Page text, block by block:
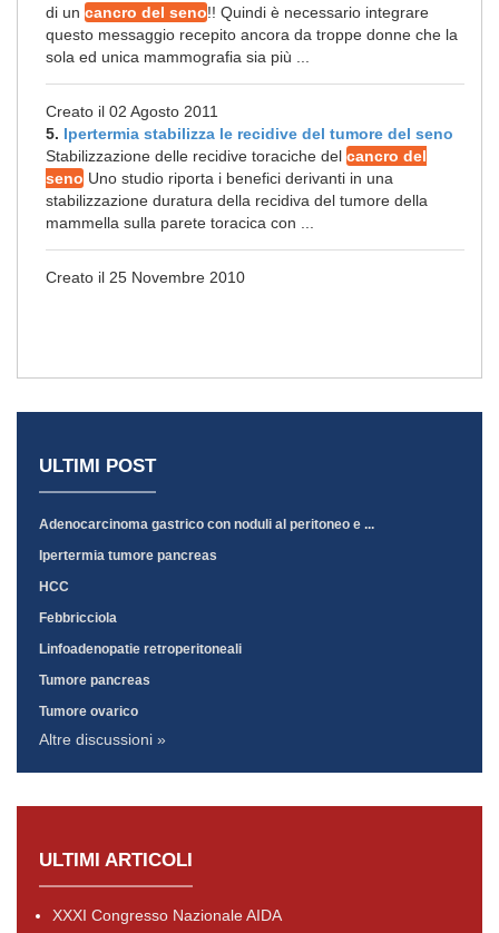
di un cancro del seno!! Quindi è necessario integrare
questo messaggio recepito ancora da troppe donne che la
sola ed unica mammografia sia più ...
Creato il 02 Agosto 2011
5. Ipertermia stabilizza le recidive del tumore del seno
Stabilizzazione delle recidive toraciche del cancro del
seno Uno studio riporta i benefici derivanti in una
stabilizzazione duratura della recidiva del tumore della
mammella sulla parete toracica con ...
Creato il 25 Novembre 2010
ULTIMI POST
Adenocarcinoma gastrico con noduli al peritoneo e ...
Ipertermia tumore pancreas
HCC
Febbricciola
Linfoadenopatie retroperitoneali
Tumore pancreas
Tumore ovarico
Altre discussioni »
ULTIMI ARTICOLI
XXXI Congresso Nazionale AIDA